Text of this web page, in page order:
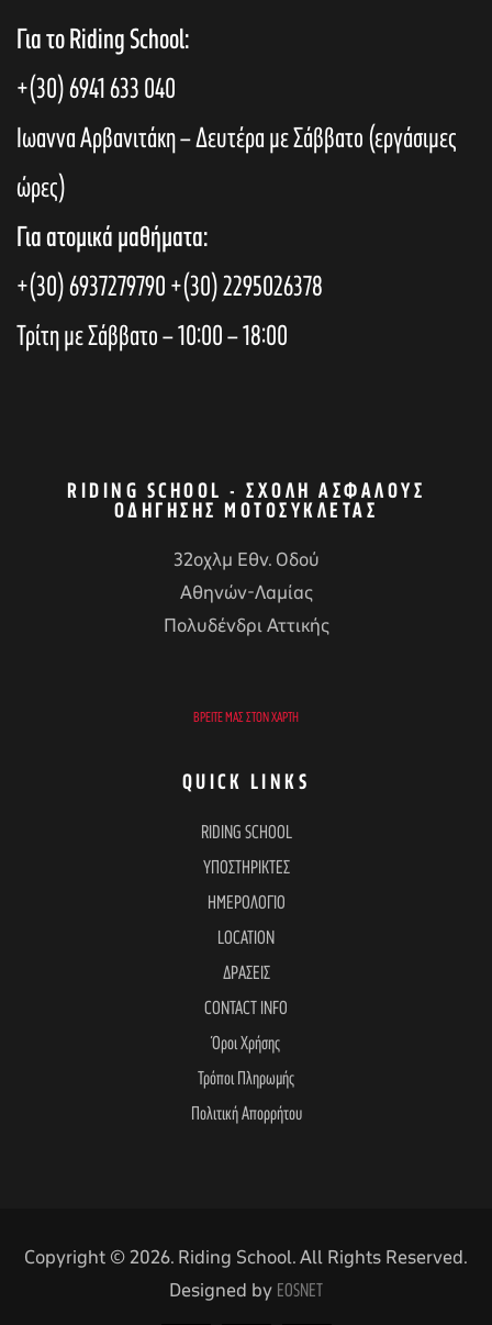
Για το Riding School:
+(30) 6941 633 040
Ιωαννα Αρβανιτάκη – Δευτέρα με Σάββατο (εργάσιμες
ώρες)
Για ατομικά μαθήματα:
+(30) 6937279790+(30) 2295026378
Τρίτη με Σάββατο – 10:00 – 18:00
RIDING SCHOOL - ΣΧΟΛΉ ΑΣΦΑΛΟΎΣ
ΟΔΉΓΗΣΗΣ ΜΟΤΟΣΥΚΛΈΤΑΣ
32οχλμ Εθν. Οδού
Αθηνών-Λαμίας
Πολυδένδρι Αττικής
ΒΡΕΊΤΕ ΜΑΣ ΣΤΟΝ ΧΆΡΤΗ
QUICK LINKS
RIDING SCHOOL
ΥΠΟΣΤΗΡΙΚΤΕΣ
ΗΜΕΡΟΛΟΓΙΟ
LOCATION
ΔΡΑΣΕΙΣ
CONTACT INFO
Όροι Χρήσης
Τρόποι Πληρωμής
Πολιτική Απορρήτου
Copyright © 2026. Riding School. All Rights Reserved.
Designed by EOSNET